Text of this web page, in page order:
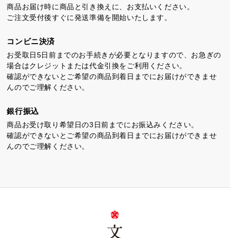
茶どころ 浜松しんふぉにー
プライバシーポリシー
特定商取引法に基づく表記
商品お届け時に商品と引き換えに、お支払いください。
ご注文受付後すぐに発送準備を開始いたします。
コンビニ決済
お受取日5日前までのお手続きが必要となりますので、お急ぎの
場合はクレジットまたは代金引換をご利用ください。
確認ができないとご希望の商品到着日までにお届けができませ
んのでご理解ください。
銀行振込
商品お受け取り希望日の3日前までにお振込みください。
確認ができないとご希望の商品到着日までにお届けができませ
んのでご理解ください。